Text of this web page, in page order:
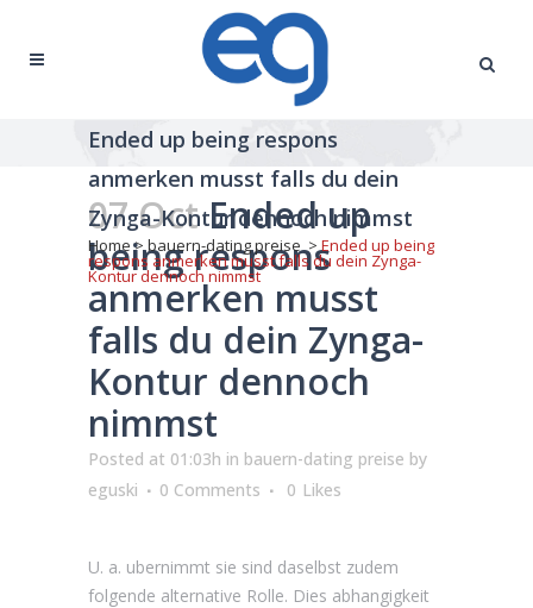
Ended up being respons
anmerken musst falls du dein
Zynga-Kontur dennoch nimmst
Home>bauern-dating preise>Ended up being
respons anmerken musst falls du dein Zynga-
Kontur dennoch nimmst
07 OctEnded up
being respons
anmerken musst
falls du dein Zynga-
Kontur dennoch
nimmst
Posted at 01:03h in bauern-dating preise by
eguski
0 Comments 0 Likes
U. a. ubernimmt sie sind daselbst zudem
folgende alternative Rolle. Dies abhangigkeit